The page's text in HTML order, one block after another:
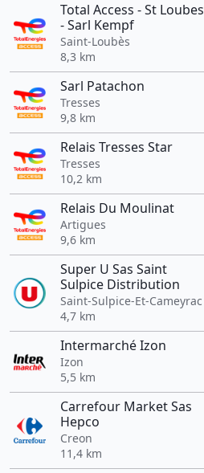
Total Access - St Loubes
- Sarl Kempf
Saint-Loubès
8,3 km
Sarl Patachon
Tresses
9,8 km
Relais Tresses Star
Tresses
10,2 km
Relais Du Moulinat
Artigues
9,6 km
Super U Sas Saint
Sulpice Distribution
Saint-Sulpice-Et-Cameyrac
4,7 km
Intermarché Izon
Izon
5,5 km
Carrefour Market Sas
Hepco
Creon
11,4 km